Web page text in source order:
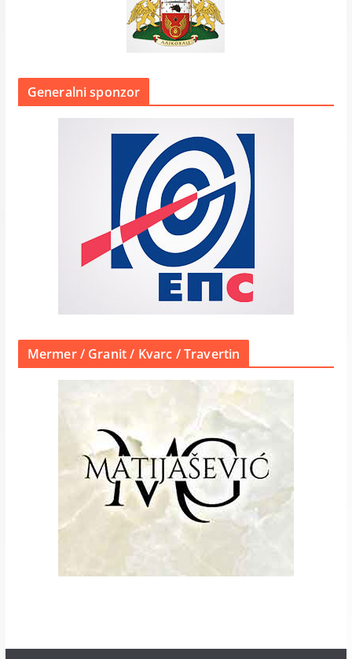
Generalni sponzor
Mermer / Granit / Kvarc / Travertin